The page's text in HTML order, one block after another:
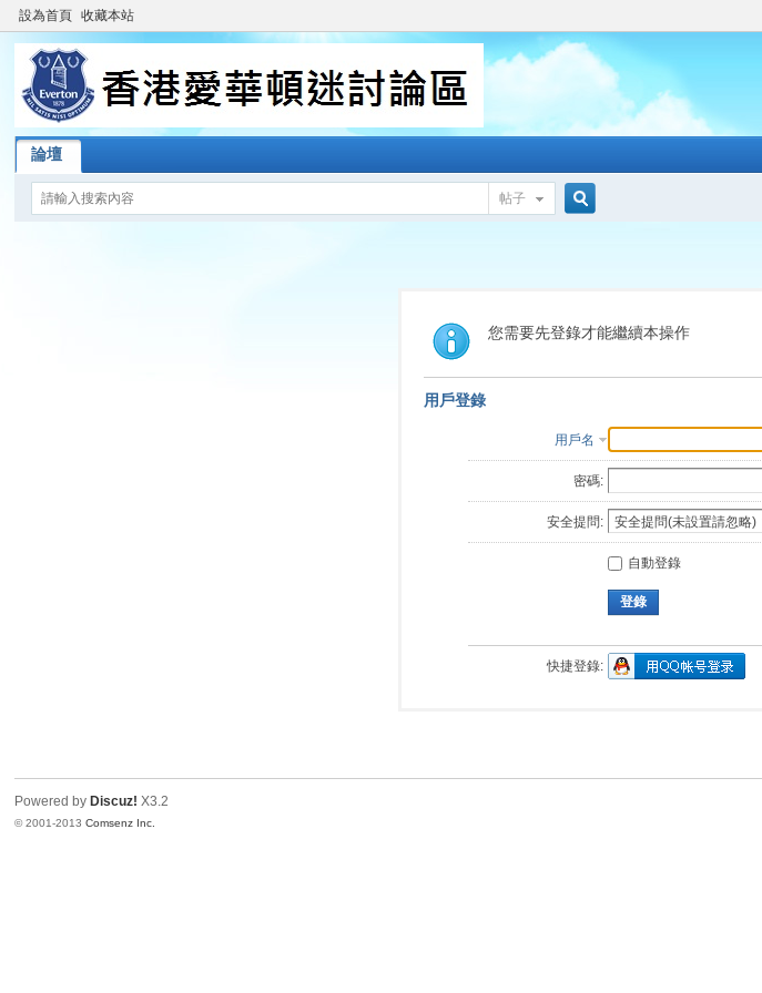
設為首頁 收藏本站
論壇
帖子
索
您需要先登錄才能繼續本操作
用戶登錄
用戶名
密碼:
安全提問:
自動登錄
登錄
快捷登錄:
Powered by Discuz! X3.2
© 2001-2013Comsenz Inc.